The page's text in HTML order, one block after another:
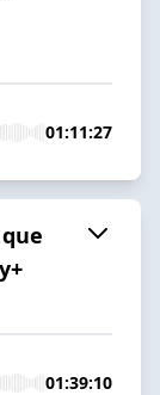
01:11:27
01:39:10